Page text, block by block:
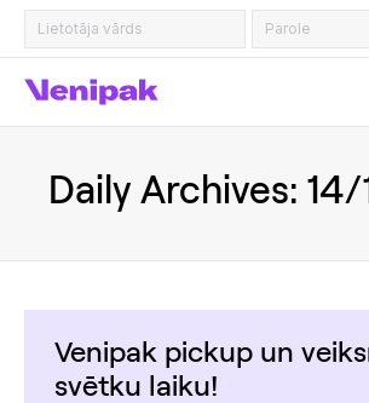
Daily Archives: 14/
Venipak pickup un
svētku laiku!